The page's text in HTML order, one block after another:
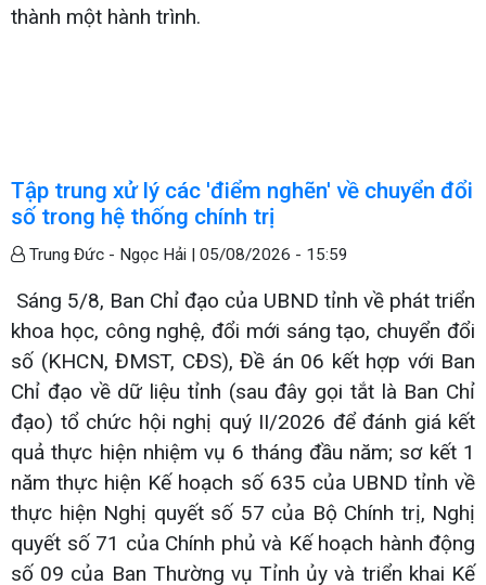
thành một hành trình.
Tập trung xử lý các 'điểm nghẽn' về chuyển đổi
số trong hệ thống chính trị
Trung Đức - Ngọc Hải | 05/08/2026 - 15:59
Sáng 5/8, Ban Chỉ đạo của UBND tỉnh về phát triển
khoa học, công nghệ, đổi mới sáng tạo, chuyển đổi
số (KHCN, ĐMST, CĐS), Đề án 06 kết hợp với Ban
Chỉ đạo về dữ liệu tỉnh (sau đây gọi tắt là Ban Chỉ
đạo) tổ chức hội nghị quý II/2026 để đánh giá kết
quả thực hiện nhiệm vụ 6 tháng đầu năm; sơ kết 1
năm thực hiện Kế hoạch số 635 của UBND tỉnh về
thực hiện Nghị quyết số 57 của Bộ Chính trị, Nghị
quyết số 71 của Chính phủ và Kế hoạch hành động
số 09 của Ban Thường vụ Tỉnh ủy và triển khai Kế